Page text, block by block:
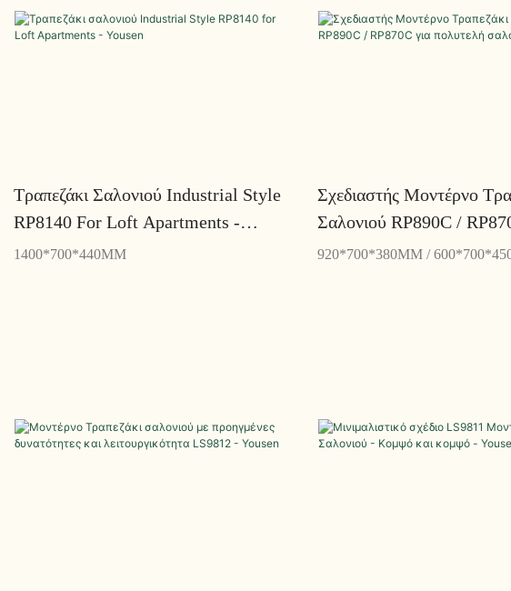
Τραπεζάκι Σαλονιού Industrial Style
RP8140 For Loft Apartments -
Yousen
1400*700*440MM
Σχεδιαστής Μοντέρνο
Σαλονιού RP890C /
Πολυτελή Σαλόνια -
920*700*380MM /